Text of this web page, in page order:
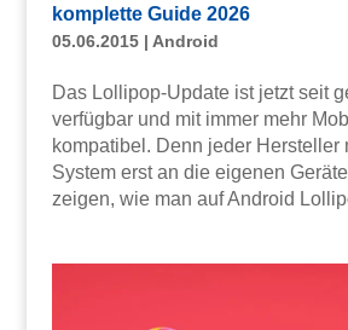
komplette Guide 2026
05.06.2015| Android
Das Lollipop-Update ist jetzt seit
verfügbar und mit immer mehr
kompatibel. Denn jeder Hersteller
System erst an die eigenen
zeigen, wie man auf Android